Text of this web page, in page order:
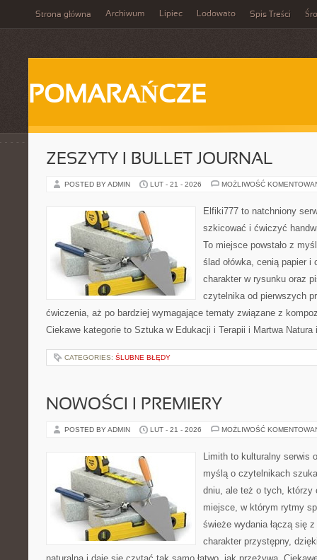
Strona główna Archiwum Lipiec Lodowato Spis Treści
POMARAŃCZE
ZESZYTY I BULLET JOURNAL
POSTED BY ADMIN LUT - 21 - 2026 MOŻLIWOŚĆ
Elfiki777 to natchniony
szkicować i ćwiczyć
To miejsce powstało z
ślad ołówka, cenią papier i
charakter w rysunku oraz
czytelnika od pierwszych
ćwiczenia, aż po bardziej wymagające tematy związane z
Ciekawe kategorie to Sztuka w Edukacji i Terapii i Martwa
CATEGORIES: ŚLUBNE BŁĘDY
NOWOŚCI I PREMIERY
POSTED BY ADMIN LUT - 21 - 2026 MOŻLIWOŚĆ
Limith to kulturalny serwis
myślą o czytelnikach
dniu, ale też o tych, którzy
miejsce, w którym rytmy
świeże wydania łączą się
charakter przystępny,